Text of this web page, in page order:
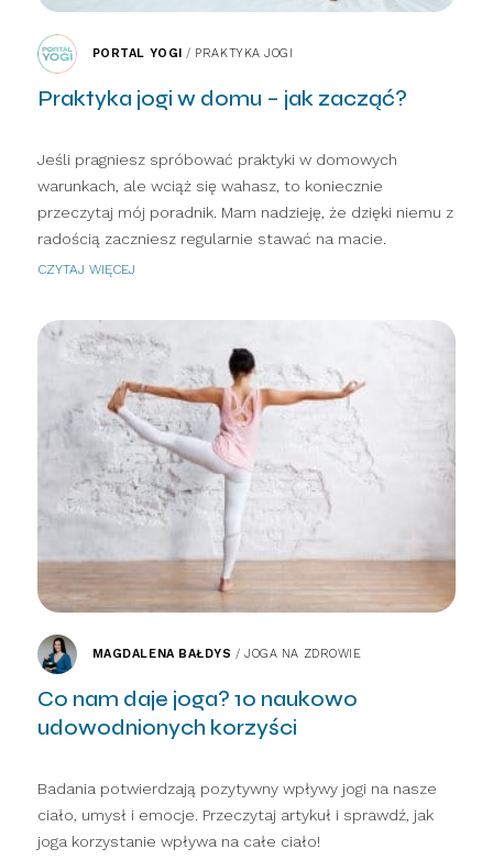
PORTAL YOGI / PRAKTYKA JOGI
Praktyka jogi w domu – jak zacząć?
Jeśli pragniesz spróbować praktyki w domowych
warunkach, ale wciąż się wahasz, to koniecznie
przeczytaj mój poradnik. Mam nadzieję, że dzięki niemu z
radością zaczniesz regularnie stawać na macie.
CZYTAJ WIĘCEJ
MAGDALENA BAŁDYS /JOGA NA ZDROWIE
Co nam daje joga? 10 naukowo
udowodnionych korzyści
Badania potwierdzają pozytywny wpływy jogi na nasze
ciało, umysł i emocje. Przeczytaj artykuł i sprawdź, jak
joga korzystanie wpływa na całe ciało!